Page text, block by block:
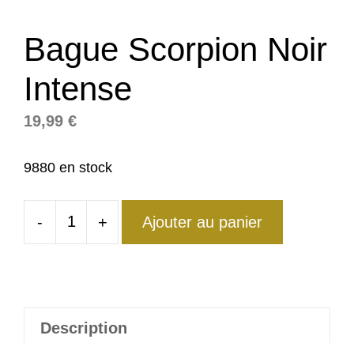
Bague Scorpion Noir
Intense
19,99 €
9880 en stock
-
quantité
Noir
+ Ajouter au panier
Description